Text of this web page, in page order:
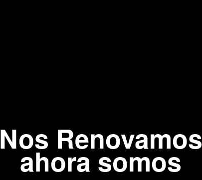
Nos Renovamos
ahora somos